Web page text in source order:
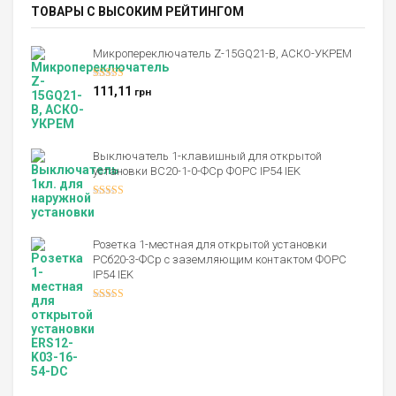
ТОВАРЫ С ВЫСОКИМ РЕЙТИНГОМ
Микропереключатель Z-15GQ21-B, АСКО-УКРЕМ
Оценка5.00
из 5
111,11 грн
Выключатель 1-клавишный для открытой
установки ВС20-1-0-ФСр ФОРС IP54 IEK
4.00
Розетка 1-местная для открытой установки
РСб20-3-ФСр с заземляющим контактом ФОРС
IP54 IEK